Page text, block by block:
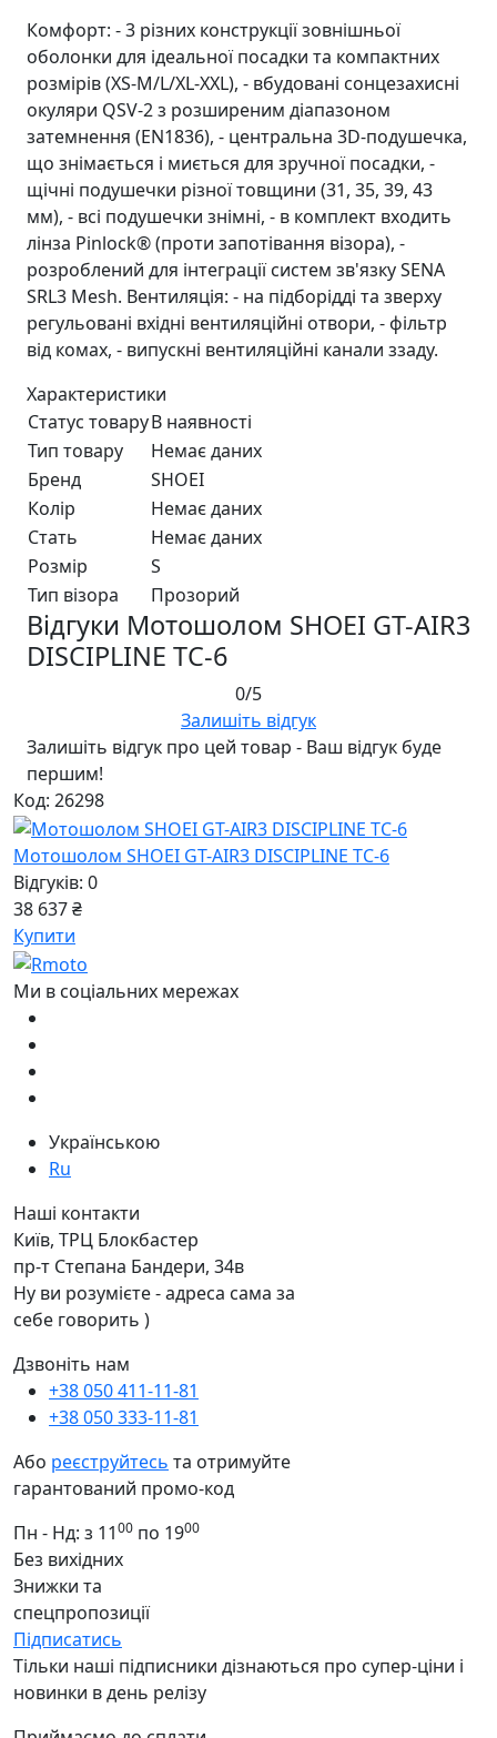
Комфорт: - 3 різних конструкції зовнішньої
оболонки для ідеальної посадки та компактних
розмірів (XS-M/L/XL-XXL), - вбудовані сонцезахисні
окуляри QSV-2 з розширеним діапазоном
затемнення (EN1836), - центральна 3D-подушечка,
що знімається і миється для зручної посадки, -
щічні подушечки різної товщини (31, 35, 39, 43
мм), - всі подушечки знімні, - в комплект входить
лінза Pinlock® (проти запотівання візора), -
розроблений для інтеграції систем зв'язку SENA
SRL3 Mesh. Вентиляція: - на підборідді та зверху
регульовані вхідні вентиляційні отвори, - фільтр
від комах, - випускні вентиляційні канали ззаду.
Характеристики
Статус товаруВ наявності
Тип товару
Немає даних
Бренд
SHOEI
Колір
Немає даних
Стать
Немає даних
Розмір
S
Тип візора
Прозорий
Відгуки Мотошолом SHOEI GT-AIR3
DISCIPLINE TC-6
0/5
Залишіть відгук
Залишіть відгук про цей товар - Ваш відгук буде
першим!
Код: 26298
Мотошолом SHOEI GT-AIR3 DISCIPLINE TC-6
Відгуків: 0
38 637 ₴
Купити
Ми в соціальних мережах
Українською
Ru
Наші контакти
Київ, ТРЦ Блокбастер
пр-т Степана Бандери, 34в
Ну ви розумієте - адреса сама за
себе говорить )
Дзвоніть нам
+38 050 411-11-81
+38 050 333-11-81
Або реєструйтесь та отримуйте
гарантований промо-код
Пн - Нд: з 1100 по 1900
Без вихідних
Знижки та
спецпропозиції
Підписатись
Тільки наші підписники дізнаються про супер-ціни і
новинки в день релізу